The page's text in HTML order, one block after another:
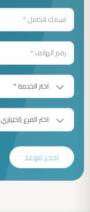
احجز موعد